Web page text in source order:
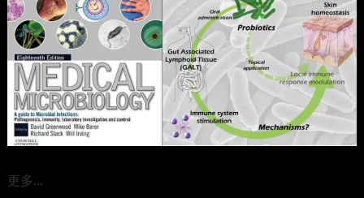
更多...